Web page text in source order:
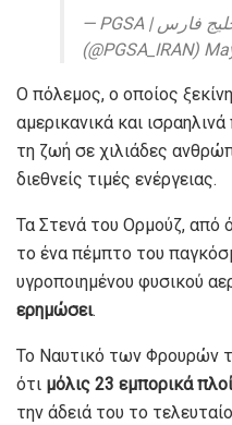
— PGSA | نهاد مدیریت آبراه خلیج فارس
(@PGSA_IRAN)
Ο πόλεμος, ο οποίος
αμερικανικά και
τη ζωή σε χιλιάδες
διεθνείς τιμές ενέργειας.
Τα Στενά του Ορμούζ, από
το ένα πέμπτο του
υγροποιημένου φυσικού
ερημώσει.
Το Ναυτικό των Φρουρών
ότι μόλις 23 εμπορικά
την άδειά του το